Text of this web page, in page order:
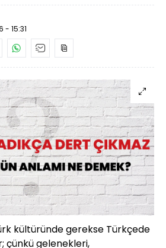
- 15:31
kültüründe gerekse Türkçede
çünkü gelenekleri,